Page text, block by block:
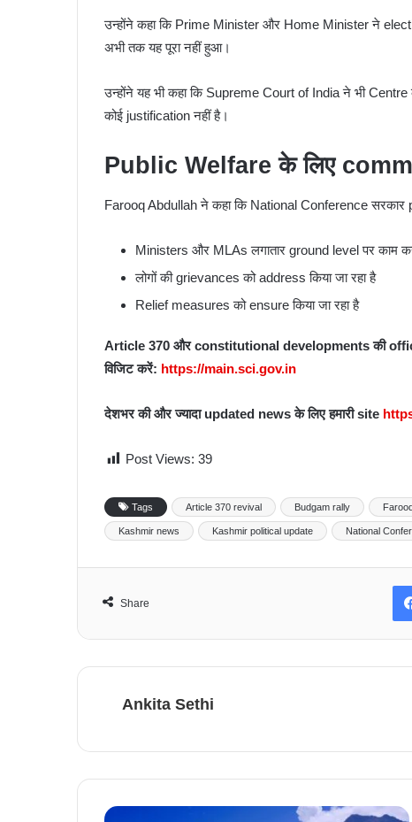
उन्होंने कहा कि Prime Minister और Home Minister ने
अभी तक यह पूरा नहीं हुआ।
उन्होंने यह भी कहा कि Supreme Court of Indiaने भी Centre
कोई justification नहीं है।
Public Welfare के लिए
Farooq Abdullah ने कहा कि National Conference सरकार
Ministers और MLAs लगातार ground level पर काम
लोगों की grievances को address किया जा रहा है
Relief measures को ensure किया जा रहा है
Article 370 और constitutional developments की
विजिट करें: https://main.sci.gov.in
देशभर की और ज्यादाupdated newsके लिए हमारीsite
Post Views: 39
Tags Article 370 revival Budgam rally
Kashmir news Kashmir political update National
Share
Ankita Sethi